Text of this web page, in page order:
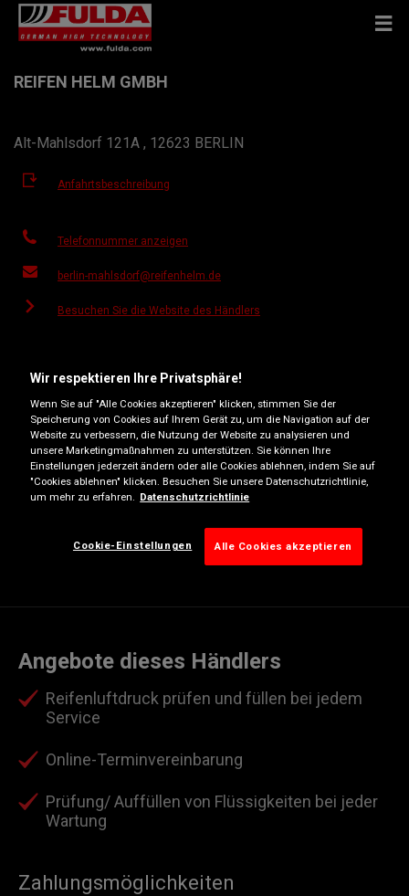
REIFEN HELM GMBH
Alt-Mahlsdorf 121A , 12623 BERLIN
Anfahrtsbeschreibung
Telefonnummer anzeigen
berlin-mahlsdorf@reifenhelm.de
Besuchen Sie die Website des Händlers
Montag 07:30-12:30
Dienstag
07:30-12:30
13:00-18:00
Mittwoch
07:30-12:30
13:00-18:00
Donnerstag
07:30-12:30
13:00-18:00
Freitag
07:30-12:30
13:00-17:00
Geschlossen Geschlossen
Angebote dieses Händlers
Reifenluftdruck prüfen und füllen bei jedem
Service
Online-Terminvereinbarung
Prüfung/ Auffüllen von Flüssigkeiten bei jeder
Wartung
Zahlungsmöglichkeiten
Wir respektieren Ihre Privatsphäre!
Wenn Sie auf "Alle Cookies akzeptieren" klicken, stimmen Sie der
Speicherung von Cookies auf Ihrem Gerät zu, um die Navigation auf der
Website zu verbessern, die Nutzung der Website zu analysieren und
unsere Marketingmaßnahmen zu unterstützen. Sie können Ihre
Einstellungen jederzeit ändern oder alle Cookies ablehnen, indem Sie auf
"Cookies ablehnen" klicken. Besuchen Sie unsere Datenschutzrichtlinie,
um mehr zu erfahren.
Datenschutzrichtlinie
Cookie-Einstellungen Alle Cookies akzeptieren